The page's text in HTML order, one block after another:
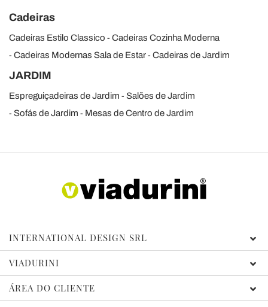
Cadeiras
Cadeiras Estilo Classico
Cadeiras Cozinha Moderna
Cadeiras Modernas Sala de Estar
Cadeiras de Jardim
JARDIM
Espreguiçadeiras de Jardim
Salões de Jardim
Sofás de Jardim
Mesas de Centro de Jardim
INTERNATIONAL DESIGN SRL
VIADURINI
ÁREA DO CLIENTE